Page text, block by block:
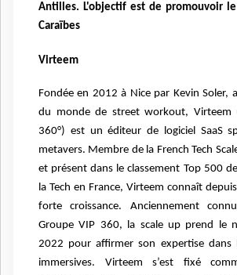
Antilles. L'objectif est de promouvoir
Caraïbes
Virteem
Fondée en 2012 à Nice par Kevin Soler,
du monde de street workout, Virteem
360°) est un éditeur de logiciel SaaS
metavers. Membre de la French Tech
et présent dans le classement Top 500
la Tech en France, Virteem connaît
forte croissance. Anciennement
Groupe VIP 360, la scale up prend le
2022 pour affirmer son expertise dans
immersives. Virteem s’est fixé